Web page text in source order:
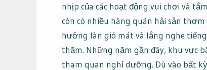
nhịp của các hoạt động vui chơi và
còn có nhiều hàng quán hải sản
hưởng làn gió mát và lắng nghe
thăm. Những năm gần đây, khu vực
tham quan nghỉ dưỡng. Dù vào bất